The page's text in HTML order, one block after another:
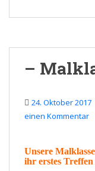
–
24. Oktober 2017
einen Kommentar
Unsere Malklasse
ihr erstes Treffen